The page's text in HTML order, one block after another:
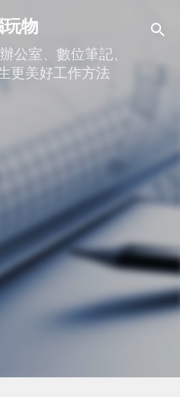
要內容
玩物
公室、數位筆記、
更美好工作方法